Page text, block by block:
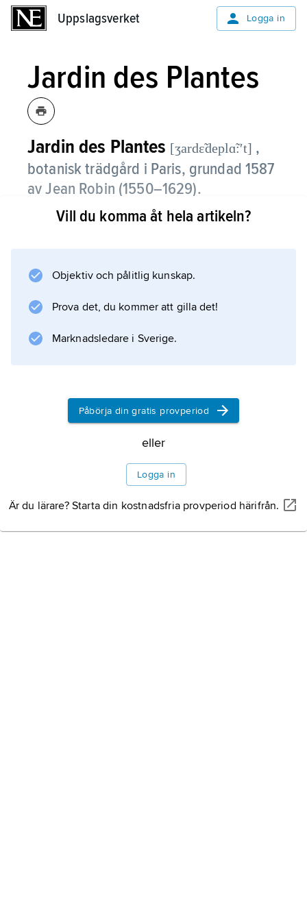
Uppslagsverket Logga in
Jardin des Plantes
Jardin des Plantes [ʒardɛ̃deplɑ̃:ʹt] ,
botanisk trädgård i Paris, grundad 1587
av Jean Robin (1550–1629).
Trädgården ingår sedan 1794 i Muséum
Information om artikeln
Vill du komma åt hela artikeln?
Objektiv och pålitlig kunskap.
Prova det, du kommer att gilla det!
Marknadsledare i Sverige.
Påbörja din gratis provperiod
eller
Logga in
Är du lärare? Starta din kostnadsfria provperiod härifrån.